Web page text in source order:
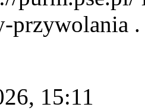
przywolania
15:11